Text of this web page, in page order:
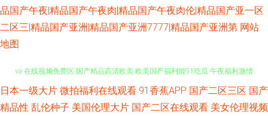
品国产午夜|精品国产午夜肉|精品国产午夜肉伦|精品国产亚一区
二区三|精品国产亚洲|精品国产亚洲7777|精品国产亚洲第 网站
地图
国产区女主播在线观看 97午夜理论片 精品国产三级在线观看网站 日韩有码
日本一级大片 微拍福利在线观看 91香蕉APP 国产二区三区 国产
精品性 乱伦种子 美国伦理大片 国产二区在线观看 美女伦理视频